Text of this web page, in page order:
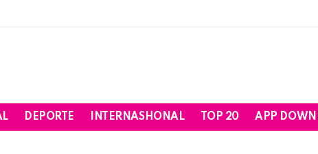
DEPORTE INTERNASHONAL TOP 20 APP